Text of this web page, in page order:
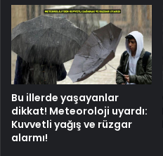
Bu illerde yaşayanlar
dikkat! Meteoroloji uyardı:
Kuvvetli yağış ve rüzgar
alarmı!